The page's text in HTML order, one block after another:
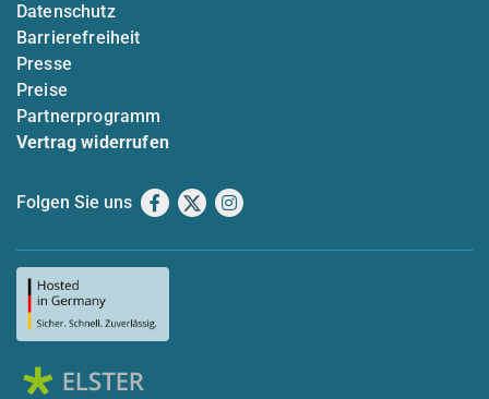
Datenschutz
Barrierefreiheit
Presse
Preise
Partnerprogramm
Vertrag widerrufen
Folgen Sie uns Facebook
X Instagram